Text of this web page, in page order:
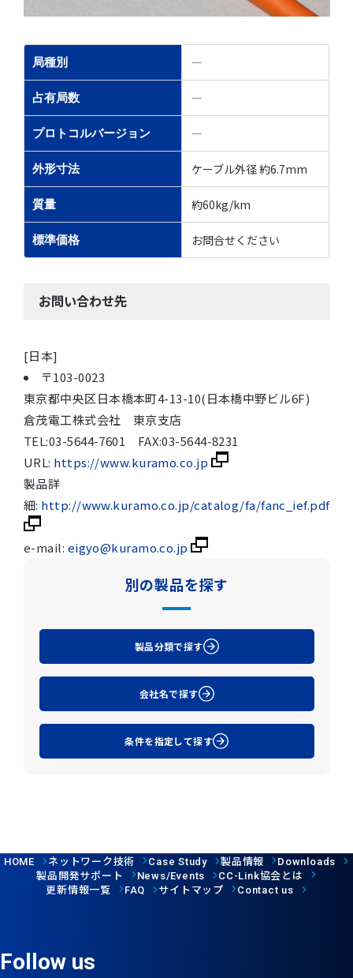
局種別 ―
占有局数 ―
プロトコルバージョン ―
外形寸法 ケーブル外径 約6.7mm
質量 約60kg/km
標準価格 お問合せください
お問い合わせ先
[日本]
〒103-0023
東京都中央区日本橋本町4-13-10(日本橋中野ビル6F)
倉茂電工株式会社 東京支店
TEL:03-5644-7601 FAX:03-5644-8231
URL: https://www.kuramo.co.jp
製品詳
細: http://www.kuramo.co.jp/catalog/fa/fanc_ief.pdf
e-mail: eigyo@kuramo.co.jp
別の製品を探す
製品分類で探す
会社名で探す
条件を指定して探す
HOME ネットワーク技術 Case Study 製品情報 Downloads
製品開発サポート News/Events CC-Link協会とは
更新情報一覧
FAQ サイトマップ Contact us
Follow us